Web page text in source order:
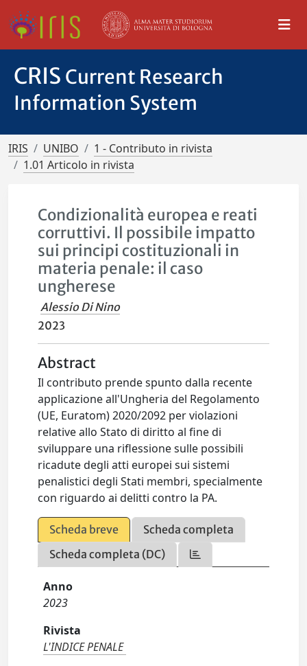
CRIS Current Research
Information System
IRIS UNIBO
1 - Contributo in rivista
1.01 Articolo in rivista
Condizionalità europea e reati
corruttivi. Il possibile impatto
sui principi costituzionali in
materia penale: il caso
ungherese
Alessio Di Nino
2023
Abstract
Il contributo prende spunto dalla recente
applicazione all'Ungheria del Regolamento
(UE, Euratom) 2020/2092 per violazioni
relative allo Stato di diritto al fine di
sviluppare una riflessione sulle possibili
ricadute degli atti europei sui sistemi
penalistici degli Stati membri, specialmente
con riguardo ai delitti contro la PA.
Scheda breve
Scheda completa
Scheda completa (DC)
Anno
2023
Rivista
L'INDICE PENALE